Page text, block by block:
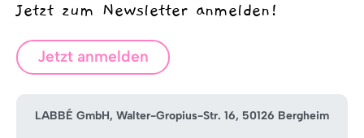
Jetzt zum Newsletter anmelden!
Jetzt anmelden
LABBÉ GmbH, Walter-Gropius-Str. 16, 50126 Bergheim